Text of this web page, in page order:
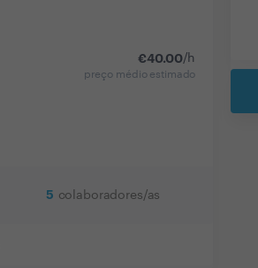
€40.00/h
preço médio estimado
5 colaboradores/as